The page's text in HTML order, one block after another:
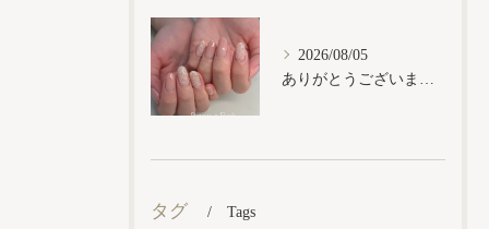
2026/08/05
タグ Tags